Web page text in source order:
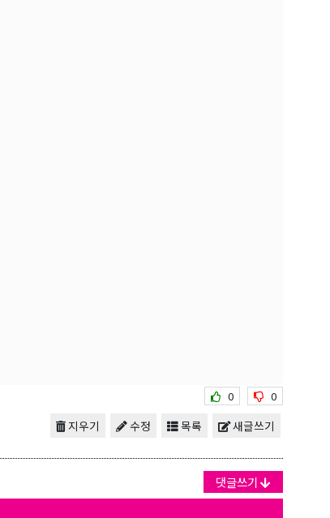
0 0
새글쓰기
목록
수정
지우기
댓글쓰기